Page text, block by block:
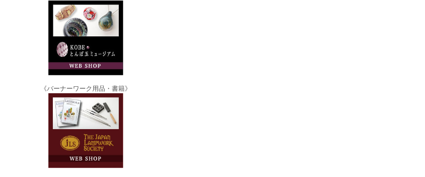
《バーナーワーク用品・書籍》